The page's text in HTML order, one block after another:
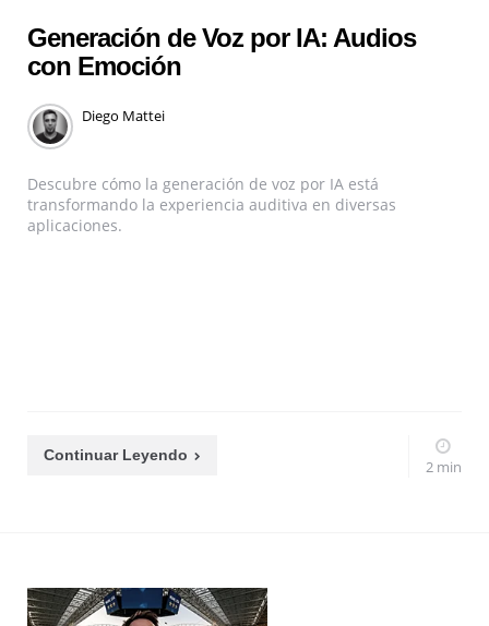
Generación de Voz por IA: Audios
con Emoción
Diego Mattei
Descubre cómo la generación de voz por IA está
transformando la experiencia auditiva en diversas
aplicaciones.
Continuar Leyendo
2 min